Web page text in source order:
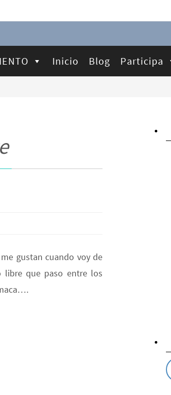
Inicio Blog Participa
gustan cuando voy de
libre que paso entre los